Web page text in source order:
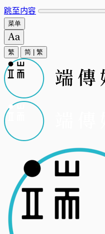
跳至内容
菜单
繁 简 繁